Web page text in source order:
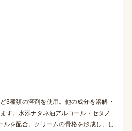
3種類の溶剤を使用。他の成分を溶解・
す。水添ナタネ油アルコール・セタノ
ルを配合。クリームの骨格を形成し、し